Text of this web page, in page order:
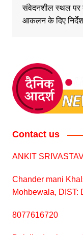
संवेदनशील स्थल पर
आकलन के दिए निर्देश
Contact us
ANKIT
Chander mani
Mohbewala, DIST:
8077616720